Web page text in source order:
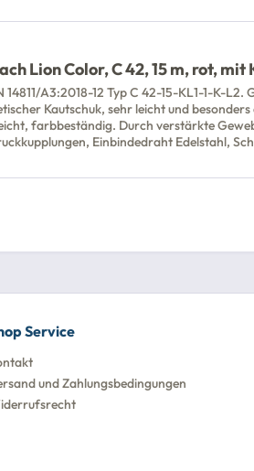
Lion Color, C 42, 15 m, rot, mit
A3:2018-12 Typ C 42-15-KL1-1-K-
Kautschuk, sehr leicht und
farbbeständig. Durch verstärkte
Einbindedraht Edelstahl,
Service
und Zahlungsbedingungen